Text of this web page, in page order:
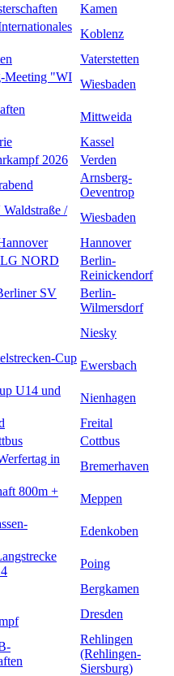
Kamen
Koblenz
Vaterstetten
Meeting "WI
Wiesbaden
Mittweida
Kassel
2026
Verden
Arnsberg-
Oeventrop
/
Wiesbaden
Hannover
LG NORD
Berlin-
Reinickendorf
SV
Berlin-
Wilmersdorf
Niesky
Cup
Ewersbach
U14 und
Nienhagen
Freital
Cottbus
in
Bremerhaven
800m +
Meppen
Edenkoben
Poing
Bergkamen
Dresden
Rehlingen
(Rehlingen-
Siersburg)